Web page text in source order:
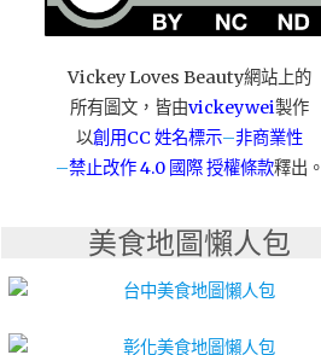
Vickey Loves Beauty網站上的
所有圖文，皆由vickeywei製作
以創用CC 姓名標示–非商業性
–禁止改作4.0 國際 授權條款釋出。
美食地圖懶人包